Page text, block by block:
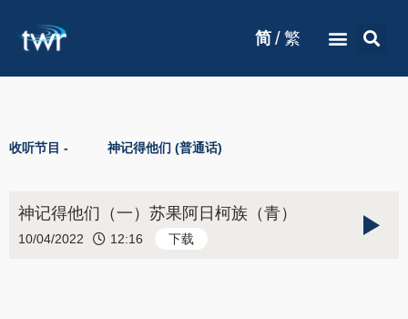
简 / 繁
收听节目 - 神记得他们 (普通话)
神记得他们（一）苏果阿日柯族（青）
10/04/2022 12:16 下载